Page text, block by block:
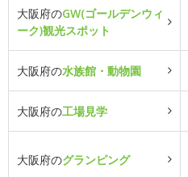
大阪府のGW(ゴールデンウィ
ーク)観光スポット
大阪府の水族館・動物園
大阪府の工場見学
大阪府のグランピング